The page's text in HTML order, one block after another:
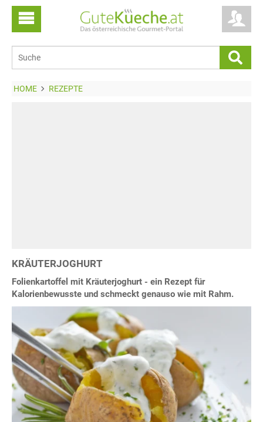
HOME REZEPTE
KRÄUTERJOGHURT
Folienkartoffel mit Kräuterjoghurt - ein Rezept für
Kalorienbewusste und schmeckt genauso wie mit Rahm.